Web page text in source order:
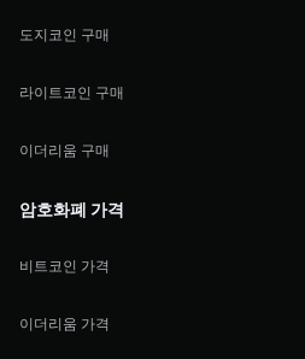
도지코인 구매
라이트코인 구매
이더리움 구매
암호화폐 가격
비트코인 가격
이더리움 가격